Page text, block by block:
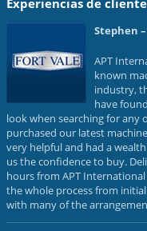
Experiencias de
Stephen
APT
known
industry,
have
look when searching for any
purchased our latest
very helpful and had a
us the confidence to buy.
hours from APT
the whole process from
with many of the